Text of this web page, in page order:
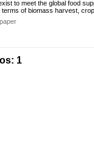
to meet the global food
terms of biomass harvest,
1